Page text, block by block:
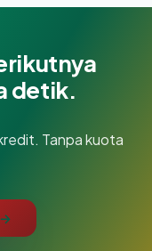
detik.
Tanpa kuota